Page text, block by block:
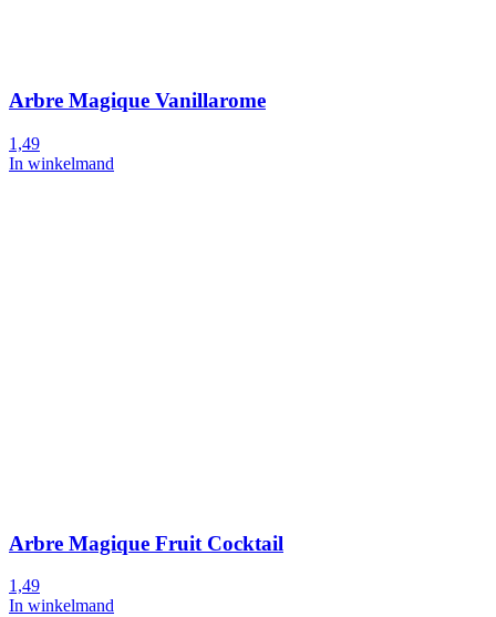
Arbre Magique Vanillarome
1,49
In winkelmand
Arbre Magique Fruit Cocktail
1,49
In winkelmand